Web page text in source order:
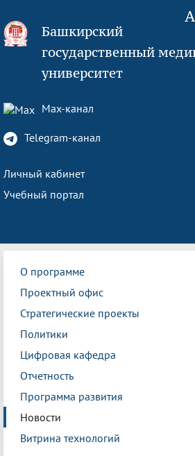
Башкирский
государственный
университет
Max-канал
Telegram-канал
Личный кабинет
Учебный портал
О программе
Проектный офис
Стратегические проекты
Политики
Цифровая кафедра
Отчетность
Программа развития
Новости
Витрина технологий